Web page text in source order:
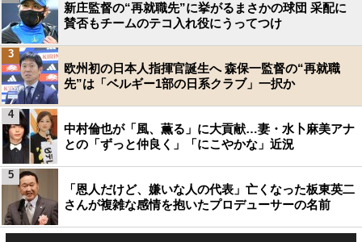
新庄監督の“再就職先”に挙がるまさかの球団 采配に
賛否もチームのテコ入れ役にうってつけ
欧州初の日本人指揮官誕生へ 森保一監督の“再就職
先”は「ベルギー1部の日系クラブ」一択か
3
中村倫也が「風、薫る」に大貢献…妻・水卜麻美アナ
との「ずっと仲良く」「にこやかな」近況
4
「恩人だけど、嫌いな人の代表」亡くなった板東英二
さんが複雑な感情を抱いたプロデューサーの名前
5